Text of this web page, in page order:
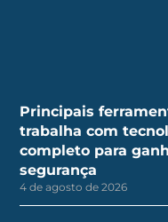
Principais
trabalha com
completo para
segurança
4 de agosto de 2026